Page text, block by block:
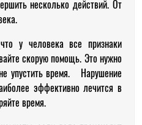
несколько действий. От
у человека все признаки
скорую помощь. Это нужно
упустить время. Нарушение
эффективно лечится в
время.